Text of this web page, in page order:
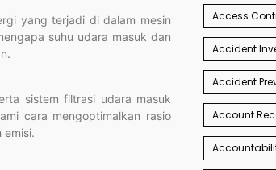
yang terjadi di dalam mesin
suhu udara masuk dan
sistem filtrasi udara masuk
cara mengoptimalkan rasio
emisi.
Access
Accident
Accident
Account